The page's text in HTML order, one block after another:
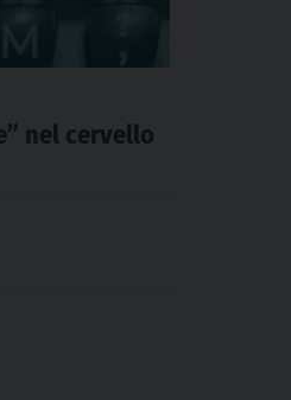
nel cervello